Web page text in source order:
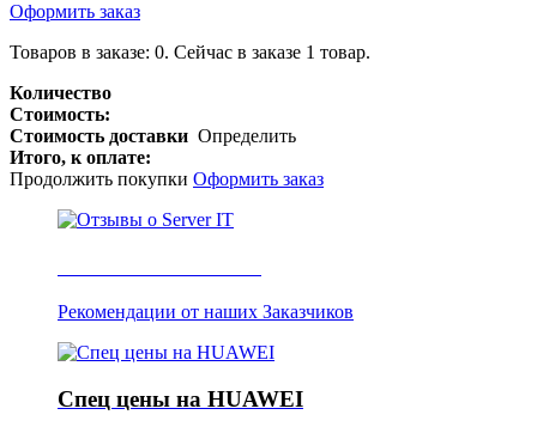
Оформить заказ
Товаров в заказе: 0. Сейчас в заказе 1 товар.
Количество
Стоимость:
Стоимость доставки Определить
Итого, к оплате:
Продолжить покупки Оформить заказ
Рекомендации от наших Заказчиков
Спец цены на HUAWEI